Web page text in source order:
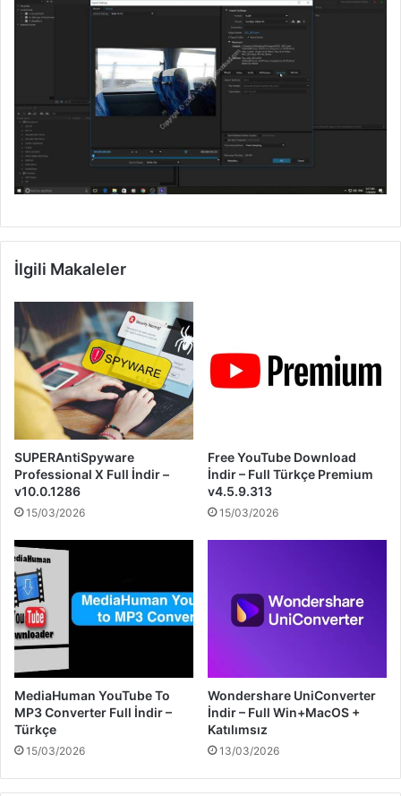
İlgili Makaleler
SUPERAntiSpyware
Professional X Full İndir –
v10.0.1286
15/03/2026
Free YouTube Download
İndir – Full Türkçe Premium
v4.5.9.313
15/03/2026
MediaHuman YouTube To
MP3 Converter Full İndir –
Türkçe
15/03/2026
Wondershare UniConverter
İndir – Full Win+MacOS +
Katılımsız
13/03/2026